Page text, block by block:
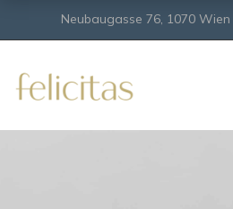
Neubaugasse 76, 1070